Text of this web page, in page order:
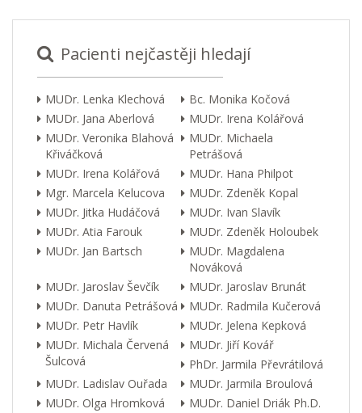
Pacienti nejčastěji hledají
MUDr. Lenka Klechová
Bc. Monika Kočová
MUDr. Jana Aberlová
MUDr. Irena Kolářová
MUDr. Veronika Blahová
Křiváčková
MUDr. Michaela
Petrášová
MUDr. Irena Kolářová
MUDr. Hana Philpot
Mgr. Marcela Kelucova
MUDr. Zdeněk Kopal
MUDr. Jitka Hudáčová
MUDr. Ivan Slavík
MUDr. Atia Farouk
MUDr. Zdeněk Holoubek
MUDr. Jan Bartsch
MUDr. Magdalena
Nováková
MUDr. Jaroslav Ševčík
MUDr. Jaroslav Brunát
MUDr. Danuta Petrášová
MUDr. Radmila Kučerová
MUDr. Petr Havlík
MUDr. Jelena Kepková
MUDr. Michala Červená
Šulcová
MUDr. Jiří Kovář
PhDr. Jarmila Převrátilová
MUDr. Ladislav Ouřada
MUDr. Jarmila Broulová
MUDr. Olga Hromková
MUDr. Daniel Driák Ph.D.